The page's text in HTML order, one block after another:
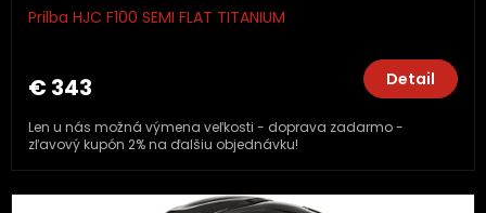
Prilba HJC F100 SEMI FLAT TITANIUM
€ 343 Detail
Len u nás možná výmena veľkosti - doprava zadarmo -
zľavový kupón 2% na ďalšiu objednávku!